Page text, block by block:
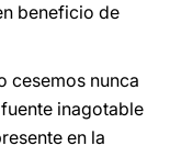
beneficio de
cesemos nunca
inagotable
en la